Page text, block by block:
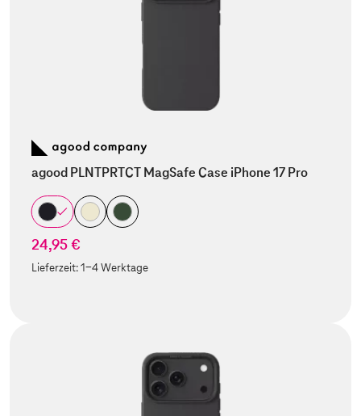
agood PLNTPRTCT MagSafe Case iPhone 17 Pro
24,95 €
Lieferzeit:1-4 Werktage